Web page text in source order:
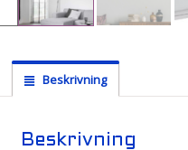
Beskrivning
Beskrivning